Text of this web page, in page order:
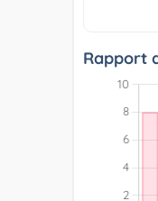
Rapport